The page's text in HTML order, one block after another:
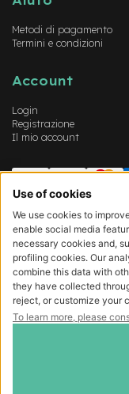
Metodi di pagamento
Termini e condizioni
Account
Login
Registrazione
Il mio account
COMO EXPERT SRL - Sede